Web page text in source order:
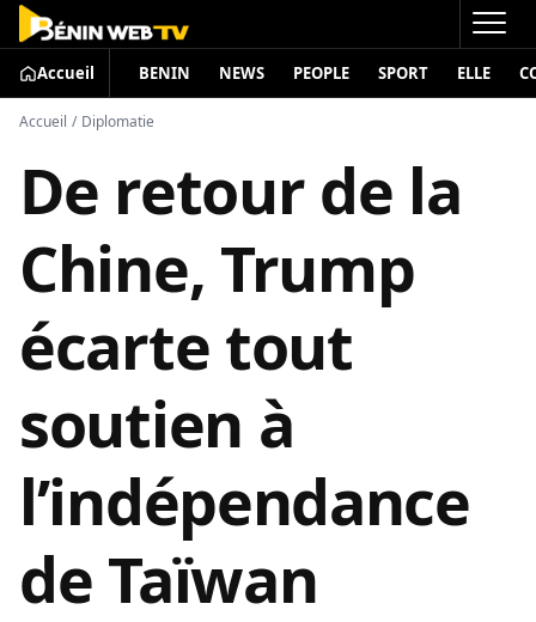
Accueil BENIN NEWS PEOPLE SPORT ELLE
Accueil / Diplomatie
De retour de la
Chine, Trump
écarte tout
soutien à
l’indépendance
de Taïwan